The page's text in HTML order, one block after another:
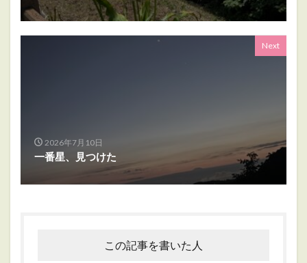
Next
2026年7月10日
一番星、見つけた
この記事を書いた人